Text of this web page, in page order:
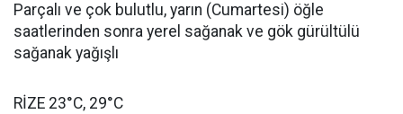
Parçalı ve çok bulutlu, yarın (Cumartesi) öğle
saatlerinden sonra yerel sağanak ve gök gürültülü
sağanak yağışlı
RİZE 23°C, 29°C